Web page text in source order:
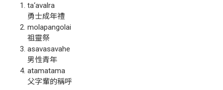
ta‘avalra
勇士成年禮
molapangolai
祖靈祭
asavasavahe
男性青年
atamatama
父字輩的稱呼